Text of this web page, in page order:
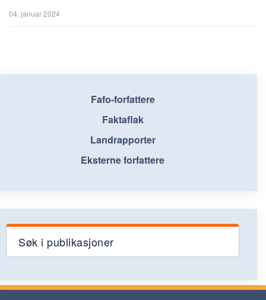
04. januar 2024
Fafo-forfattere
Faktaflak
Landrapporter
Eksterne forfattere
Søk i publikasjoner